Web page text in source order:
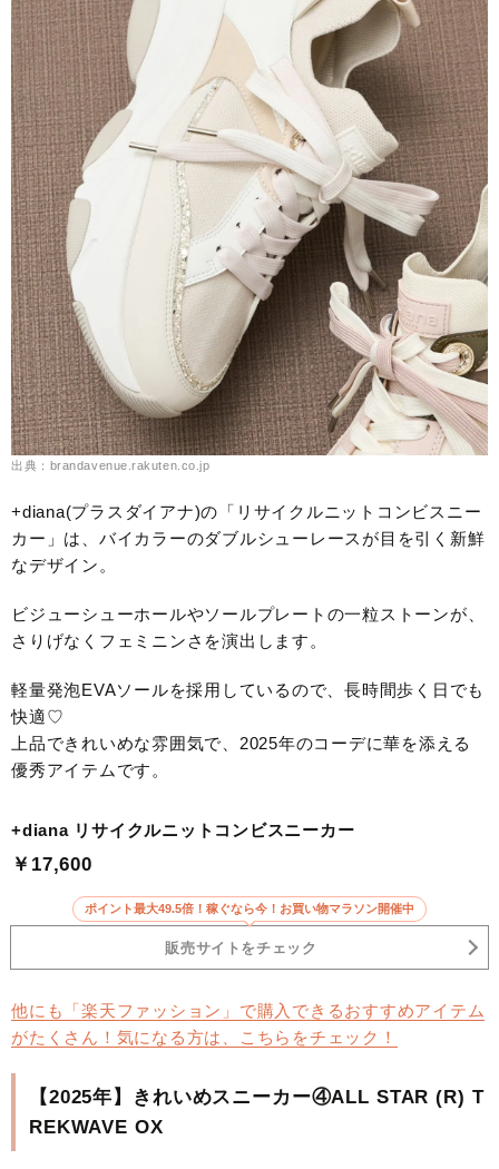
出典：brandavenue.rakuten.co.jp
+diana(プラスダイアナ)の「リサイクルニットコンビスニー
カー」は、バイカラーのダブルシューレースが目を引く新鮮
なデザイン。
ビジューシューホールやソールプレートの一粒ストーンが、
さりげなくフェミニンさを演出します。
軽量発泡EVAソールを採用しているので、長時間歩く日でも
快適♡
上品できれいめな雰囲気で、2025年のコーデに華を添える
優秀アイテムです。
+diana リサイクルニットコンビスニーカー
￥17,600
ポイント最大49.5倍！稼ぐなら今！お買い物マラソン開催中
販売サイトをチェック
他にも「楽天ファッション」で購入できるおすすめアイテム
がたくさん！気になる方は、こちらをチェック！
【2025年】きれいめスニーカー④ALL STAR (R) T
REKWAVE OX